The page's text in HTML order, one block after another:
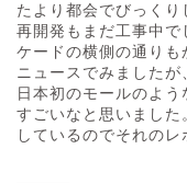
たより都会でびっく
再開発もまだ工事中
ケードの横側の通りも
ニュースでみました
日本初のモールのよ
すごいなと思いまし
しているのでそれのレ